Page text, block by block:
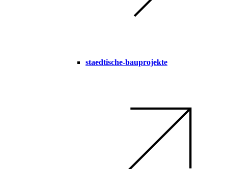
staedtische-bauprojekte